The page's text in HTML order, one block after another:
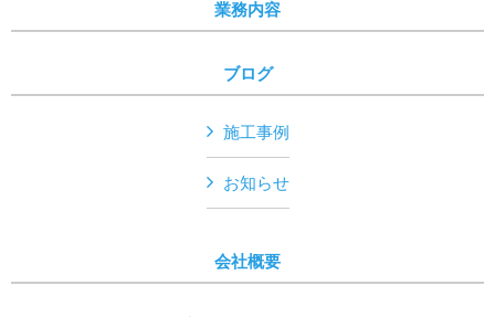
業務内容
ブログ
施工事例
お知らせ
会社概要